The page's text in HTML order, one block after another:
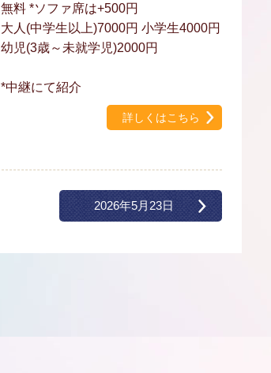
無料 *ソファ席は+500円
大人(中学生以上)7000円 小学生4000円
幼児(3歳～未就学児)2000円
*中継にて紹介
詳しくはこちら
2026年5月23日